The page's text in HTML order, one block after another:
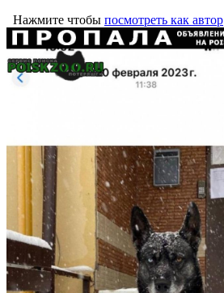
Нажмите чтобы посмотреть как автор